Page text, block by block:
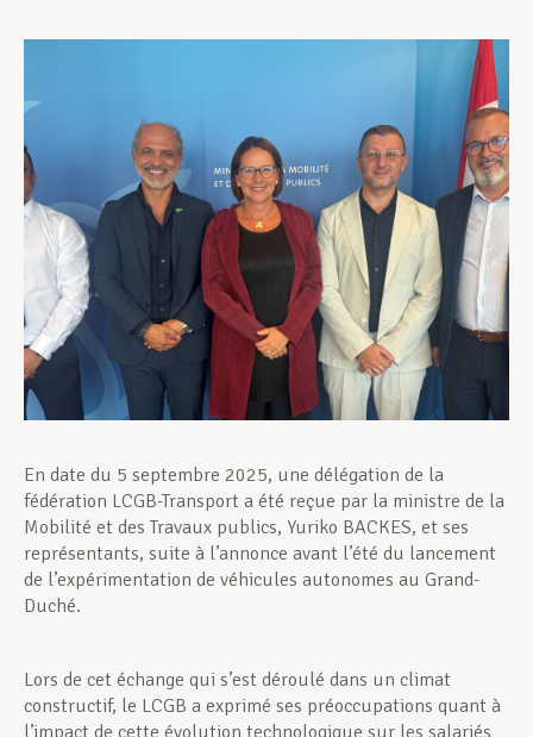
Devenir Membre
Actualités
En date du 5 septembre 2025, une délégation de la
fédération LCGB-Transport a été reçue par la ministre de la
Mobilité et des Travaux publics, Yuriko BACKES, et ses
représentants, suite à l’annonce avant l’été du lancement
de l’expérimentation de véhicules autonomes au Grand-
Duché.
Lors de cet échange qui s’est déroulé dans un climat
constructif, le LCGB a exprimé ses préoccupations quant à
l’impact de cette évolution technologique sur les salariés